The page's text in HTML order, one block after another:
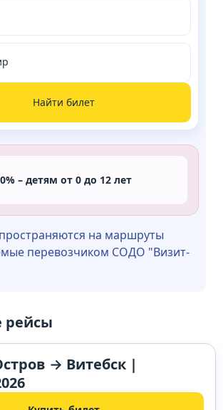
Найти билет
– детям от 0 до 12 лет
на маршруты
перевозчиком СОДО "Визит-
→ Витебск |